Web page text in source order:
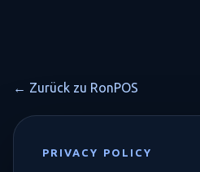
← Zurück zu RonPOS
PRIVACY POLICY